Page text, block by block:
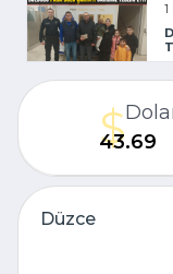
1
43.69
Düzce